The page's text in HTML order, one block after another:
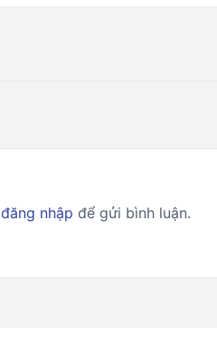
đăng nhập để gửi bình luận.